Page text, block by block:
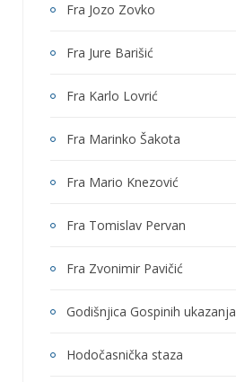
Fra Jozo Zovko
Fra Jure Barišić
Fra Karlo Lovrić
Fra Marinko Šakota
Fra Mario Knezović
Fra Tomislav Pervan
Fra Zvonimir Pavičić
Godišnjica Gospinih ukazanja
Hodočasnička staza